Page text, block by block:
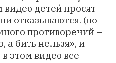
детей просят
отказываются. (по
противоречий –
а бить нельзя», и
этом видео все